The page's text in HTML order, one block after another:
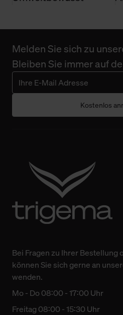
Melden Sie sich zu
Bleiben Sie immer auf
Kostenlos
Bei Fragen zu Ihrer Bestellung
können Sie sich gerne an
wenden.
Mo - Do 08:00 - 17:00 Uhr
Freitag 08:00 - 15:30 Uhr